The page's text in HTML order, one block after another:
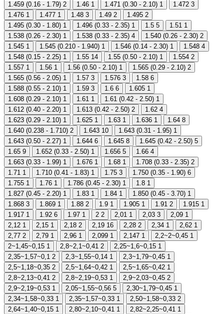
1.459 (0.16 - 1.79) 2 1.46 1 1.471 (0.30 - 2.10) 1 1.472 3
1.476 1 1.477 1 1.48 3 1.49 2 1.495 2
1.495 (0.30 - 1.80) 1 1.496 (0.33 - 2.35) 1 1.5 5 1.51 1
1.538 (0.26 - 2.30) 1 1.538 (0.33 - 2.35) 4 1.540 (0.26 - 2.30) 2
1.545 1 1.545 (0.210 - 1.940) 1 1.546 (0.14 - 2.30) 1 1.548 4
1.548 (0.15 - 2.25) 1 1.55 14 1.55 (0.50 - 2.10) 1 1.554 2
1.557 1 1.56 1 1.56 (0.50 - 2.10) 1 1.565 (0.29 - 2.10) 2
1.565 (0.56 - 2.05) 1 1.57 3 1.576 3 1.58 6
1.588 (0.55 - 2.10) 1 1.59 3 1.6 6 1.605 1
1.608 (0.29 - 2.10) 1 1.61 1 1.61 (0.42 - 2.50) 1
1.612 (0.40 - 2.20) 1 1.613 (0.42 - 2.50) 2 1.62 4
1.623 (0.29 - 2.10) 1 1.625 1 1.63 1 1.636 1 1.64 8
1.640 (0.238 - 1.710) 2 1.643 10 1.643 (0.31 - 1.95) 1
1.643 (0.50 - 2.27) 1 1.644 6 1.645 8 1.645 (0.42 - 2.50) 5
1.65 9 1.652 (0.33 - 2.50) 1 1.656 5 1.66 4
1.663 (0.33 - 1.99) 1 1.676 1 1.68 1 1.708 (0.33 - 2.35) 2
1.71 1 1.710 (0.41 - 1.83) 1 1.75 3 1.750 (0.35 - 1.90) 6
1.755 1 1.76 1 1.786 (0.45 - 2.30) 1 1.8 1
1.827 (0.45 - 2.20) 1 1.83 1 1.84 1 1.850 (0.45 - 3.70) 1
1.868 3 1.869 1 1.88 2 1.9 1 1.905 1 1.91 2 1.915 1
1.917 1 1.92 6 1.97 1 2 2 2,01 1 2,03 3 2,09 1
2,12 1 2,15 1 2,18 2 2,19 16 2,28 2 2,34 1 2,62 1
2,77 2 2,79 1 2,96 1 2,099 1 2,147 1 2,2~2~0,45 1
2~1,45~0,15 1 2,8~2,1~0,41 2 2,25~1,6~0,15 1
2,35~1,57~0,1 2 2,3~1,55~0,14 1 2,3~1,79~0,45 1
2,5~1,18~0,35 2 2,5~1,64~0,42 1 2,5~1,65~0,42 1
2,8~2,13~0,41 2 2,8~2,19~0,53 1 2,9~2,03~0,45 2
2,9~2,19~0,53 1 2,05~1,55~0,56 5 2,30~1,79~0,45 1
2,34~1,58~0,33 1 2,35~1,57~0,33 1 2,50~1,58~0,33 2
2,64~1,40~0,15 1 2,80~2,10~0,41 1 2,82~2,25~0,41 1